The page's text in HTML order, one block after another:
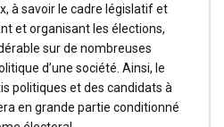
à savoir le cadre législatif et
et organisant les élections,
sur de nombreuses
d’une société. Ainsi, le
politiques et des candidats à
en grande partie conditionné